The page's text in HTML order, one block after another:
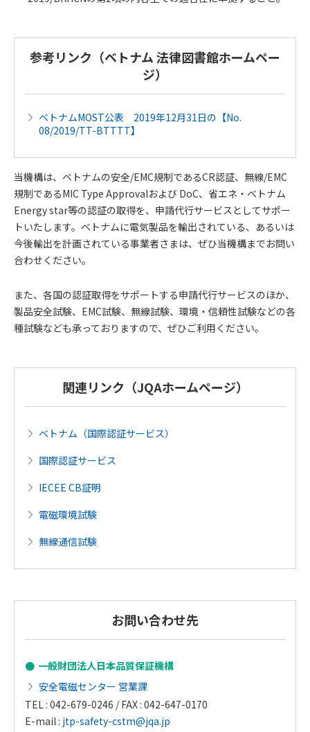
参考リンク（ベトナム 法律図書館ホームペー
ジ）
ベトナムMOST公表 2019年12月31日の【No.
08/2019/TT-BTTTT】
当機構は、ベトナムの安全/EMC規制であるCR認証、無線/EMC
規制であるMIC Type Approvalおよび DoC、省エネ・ベトナム
Energy star等の認証の取得を、申請代行サービスとしてサポー
トいたします。ベトナムに電気製品を輸出されている、あるいは
今後輸出を計画されている事業者さまは、ぜひ当機構までお問い
合わせください。
また、各国の認証取得をサポートする申請代行サービスのほか、
製品安全試験、EMC試験、無線試験、環境・信頼性試験などの各
種試験なども承っておりますので、ぜひご利用ください。
関連リンク（JQAホームページ）
ベトナム（国際認証サービス）
国際認証サービス
IECEE CB証明
電磁環境試験
無線通信試験
お問い合わせ先
一般財団法人日本品質保証機構
安全電磁センター 営業課
TEL : 042-679-0246 / FAX : 042-647-0170
E-mail : jtp-safety-cstm@jqa.jp